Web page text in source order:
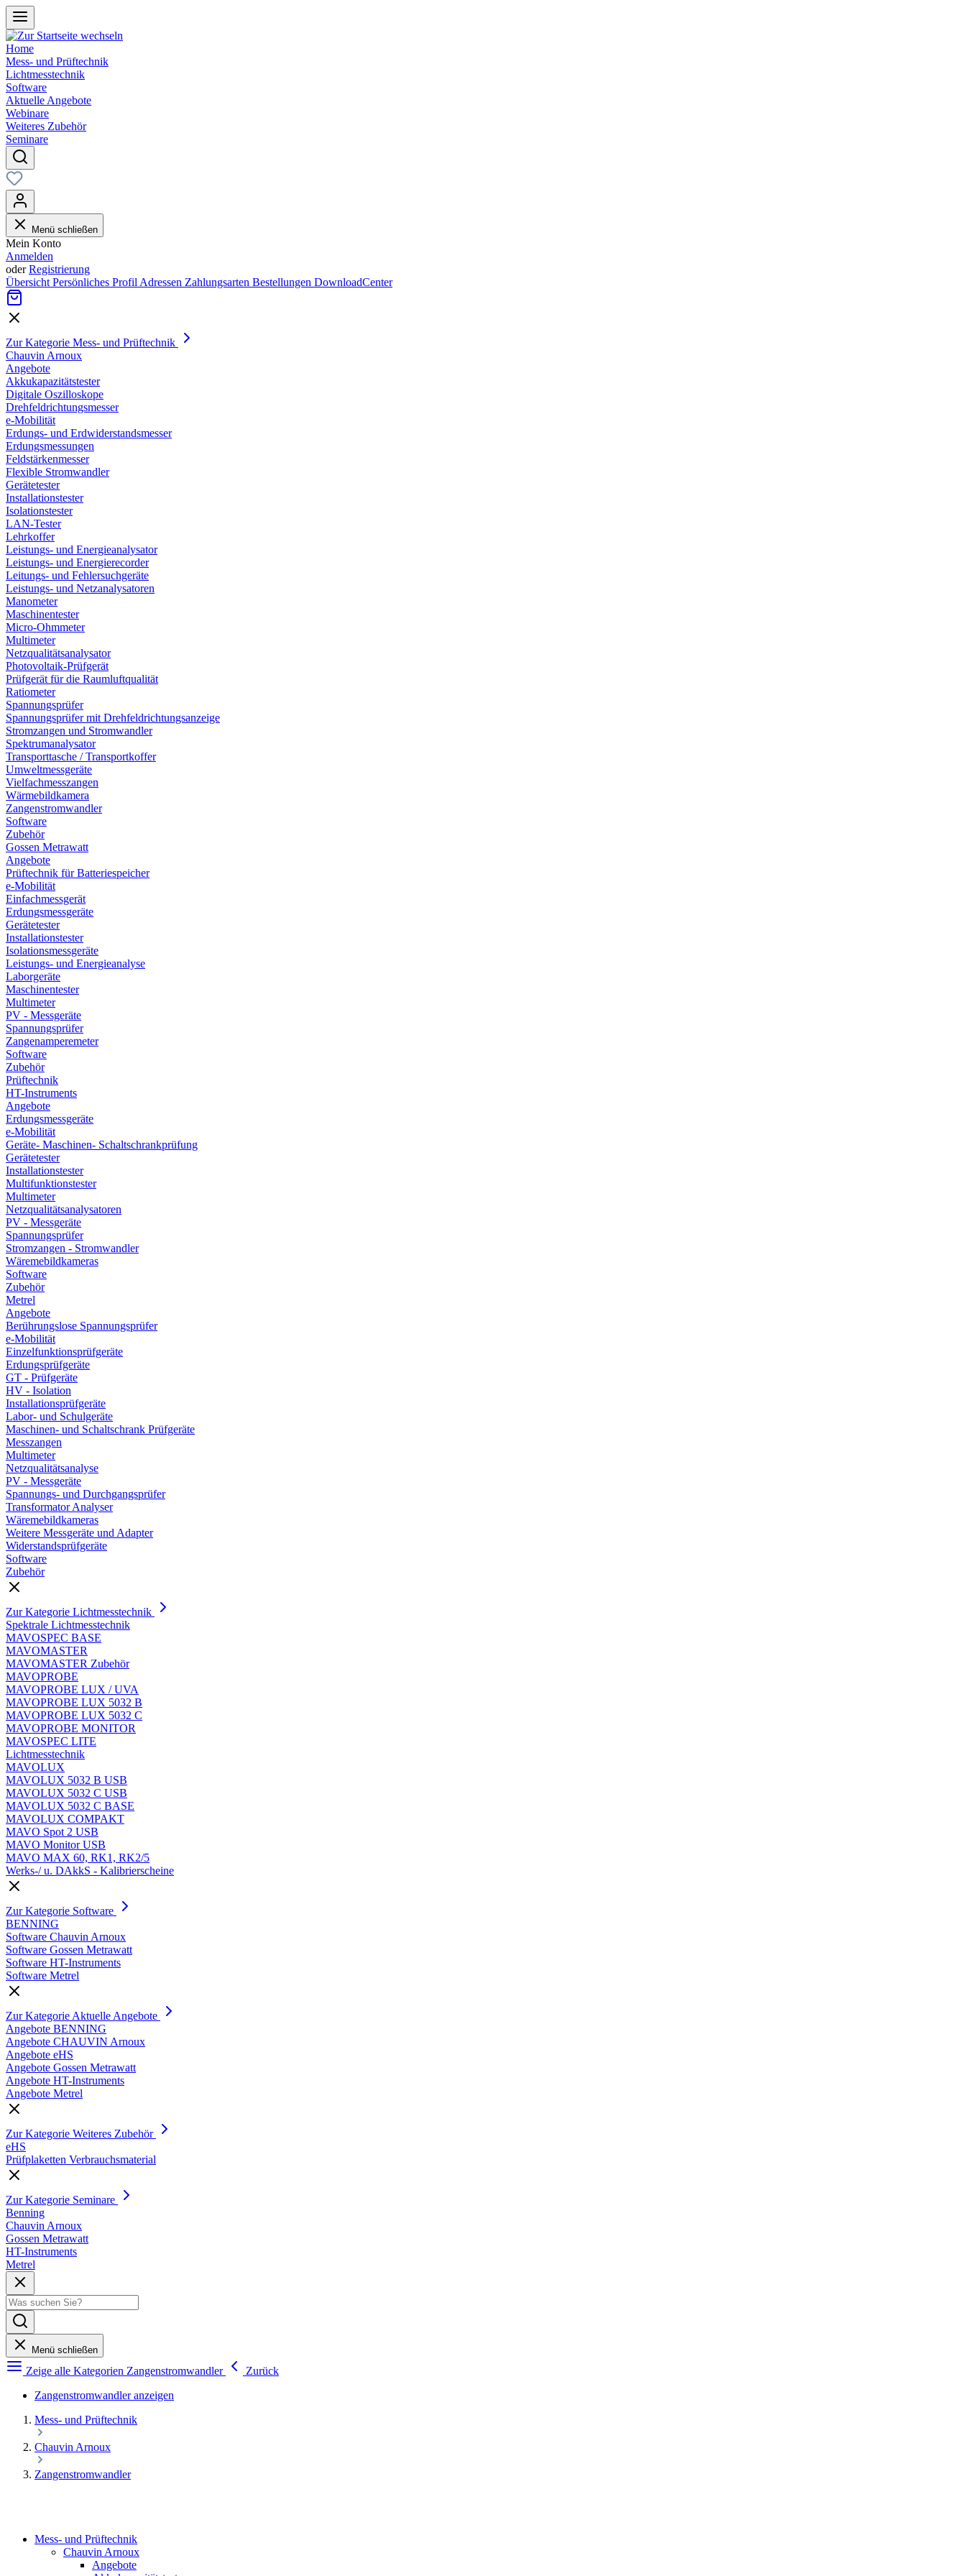
Home
Mess- und Prüftechnik
Lichtmesstechnik
Software
Aktuelle Angebote
Webinare
Weiteres Zubehör
Seminare
Menü schließen
Mein Konto
Anmelden
oderRegistrierung
Übersicht Persönliches Profil Adressen Zahlungsarten Bestellungen DownloadCenter
Zur Kategorie Mess- und Prüftechnik
Chauvin Arnoux
Angebote
Akkukapazitätstester
Digitale Oszilloskope
Drehfeldrichtungsmesser
e-Mobilität
Erdungs- und Erdwiderstandsmesser
Erdungsmessungen
Feldstärkenmesser
Flexible Stromwandler
Gerätetester
Installationstester
Isolationstester
LAN-Tester
Lehrkoffer
Leistungs- und Energieanalysator
Leistungs- und Energierecorder
Leitungs- und Fehlersuchgeräte
Leistungs- und Netzanalysatoren
Manometer
Maschinentester
Micro-Ohmmeter
Multimeter
Netzqualitätsanalysator
Photovoltaik-Prüfgerät
Prüfgerät für die Raumluftqualität
Ratiometer
Spannungsprüfer
Spannungsprüfer mit Drehfeldrichtungsanzeige
Stromzangen und Stromwandler
Spektrumanalysator
Transporttasche / Transportkoffer
Umweltmessgeräte
Vielfachmesszangen
Wärmebildkamera
Zangenstromwandler
Software
Zubehör
Gossen Metrawatt
Angebote
Prüftechnik für Batteriespeicher
e-Mobilität
Einfachmessgerät
Erdungsmessgeräte
Gerätetester
Installationstester
Isolationsmessgeräte
Leistungs- und Energieanalyse
Laborgeräte
Maschinentester
Multimeter
PV - Messgeräte
Spannungsprüfer
Zangenamperemeter
Software
Zubehör
Prüftechnik
HT-Instruments
Angebote
Erdungsmessgeräte
e-Mobilität
Geräte- Maschinen- Schaltschrankprüfung
Gerätetester
Installationstester
Multifunktionstester
Multimeter
Netzqualitätsanalysatoren
PV - Messgeräte
Spannungsprüfer
Stromzangen - Stromwandler
Wäremebildkameras
Software
Zubehör
Metrel
Angebote
Berührungslose Spannungsprüfer
e-Mobilität
Einzelfunktionsprüfgeräte
Erdungsprüfgeräte
GT - Prüfgeräte
HV - Isolation
Installationsprüfgeräte
Labor- und Schulgeräte
Maschinen- und Schaltschrank Prüfgeräte
Messzangen
Multimeter
Netzqualitätsanalyse
PV - Messgeräte
Spannungs- und Durchgangsprüfer
Transformator Analyser
Wäremebildkameras
Weitere Messgeräte und Adapter
Widerstandsprüfgeräte
Software
Zubehör
Zur Kategorie Lichtmesstechnik
Spektrale Lichtmesstechnik
MAVOSPEC BASE
MAVOMASTER
MAVOMASTER Zubehör
MAVOPROBE
MAVOPROBE LUX / UVA
MAVOPROBE LUX 5032 B
MAVOPROBE LUX 5032 C
MAVOPROBE MONITOR
MAVOSPEC LITE
Lichtmesstechnik
MAVOLUX
MAVOLUX 5032 B USB
MAVOLUX 5032 C USB
MAVOLUX 5032 C BASE
MAVOLUX COMPAKT
MAVO Spot 2 USB
MAVO Monitor USB
MAVO MAX 60, RK1, RK2/5
Werks-/ u. DAkkS - Kalibrierscheine
Zur Kategorie Software
BENNING
Software Chauvin Arnoux
Software Gossen Metrawatt
Software HT-Instruments
Software Metrel
Zur Kategorie Aktuelle Angebote
Angebote BENNING
Angebote CHAUVIN Arnoux
Angebote eHS
Angebote Gossen Metrawatt
Angebote HT-Instruments
Angebote Metrel
Zur Kategorie Weiteres Zubehör
eHS
Prüfplaketten Verbrauchsmaterial
Zur Kategorie Seminare
Benning
Chauvin Arnoux
Gossen Metrawatt
HT-Instruments
Metrel
Menü schließen
Zeige alle Kategorien Zangenstromwandler
Zurück
Zangenstromwandler anzeigen
Mess- und Prüftechnik
Chauvin Arnoux
Zangenstromwandler
Mess- und Prüftechnik
Chauvin Arnoux
Angebote